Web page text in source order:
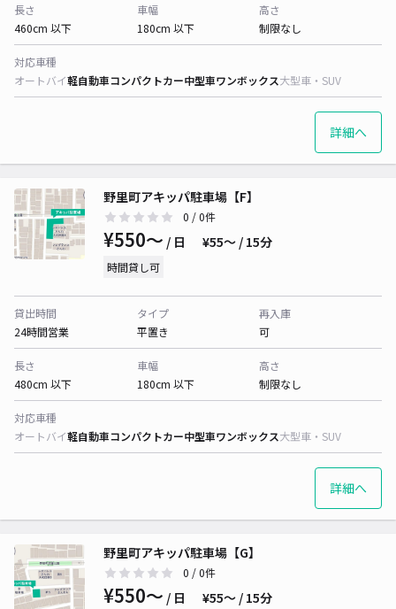
長さ
460cm 以下
車幅
180cm 以下
高さ
制限なし
対応車種
オートバイ軽自動車コンパクトカー中型車ワンボックス大型車・SUV
詳細へ
野里町アキッパ駐車場【F】
0 / 0件
¥550〜 / 日 ¥55〜 / 15分
時間貸し可
貸出時間
24時間営業
タイプ
平置き
再入庫
可
長さ
480cm 以下
車幅
180cm 以下
高さ
制限なし
対応車種
オートバイ軽自動車コンパクトカー中型車ワンボックス大型車・SUV
詳細へ
野里町アキッパ駐車場【G】
0 / 0件
¥550〜 / 日 ¥55〜 / 15分